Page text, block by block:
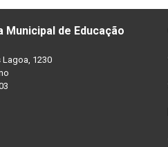
Municipal de Educação
1230